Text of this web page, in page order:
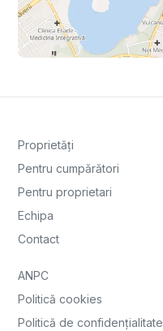
Proprietăți
Pentru cumpărători
Pentru proprietari
Echipa
Contact
ANPC
Politică cookies
Politică de confidențialitate